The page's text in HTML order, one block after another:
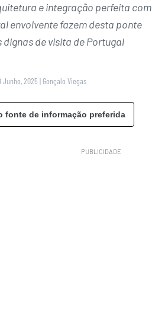
e integração perfeita com
envolvente fazem desta ponte
dignas de visita de Portugal
Junho, 2025 | Gonçalo Viegas
fonte de informação preferida